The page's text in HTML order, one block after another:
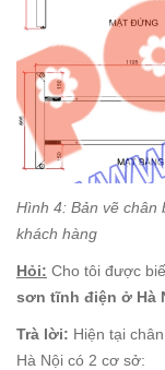
Hình 4: Bản vẽ chân
khách hàng
Hỏi: Cho tôi được
sơn tĩnh điện ở Hà
Trà lời: Hiện tại
Hà Nội có 2 cơ sở: